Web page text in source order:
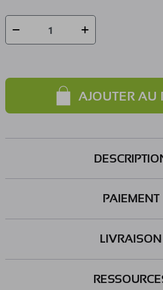
AJOUTER AU
PAIEMENT
LIVRAISON